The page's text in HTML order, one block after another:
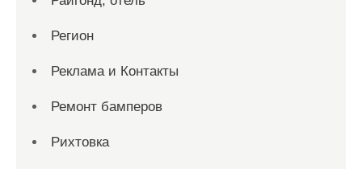
Регион
Реклама и Контакты
Ремонт бамперов
Рихтовка